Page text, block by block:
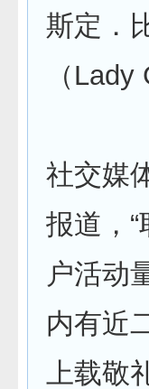
斯定．
（
社交媒
报道，
户活动
内有近
上载